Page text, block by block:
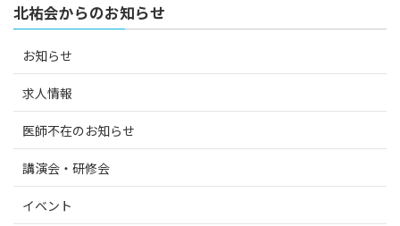
北祐会からのお知らせ
お知らせ
求人情報
医師不在のお知らせ
講演会・研修会
イベント